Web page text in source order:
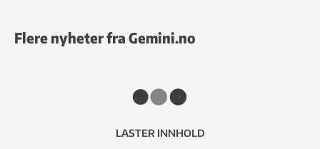
Flere nyheter fra Gemini.no
LASTER INNHOLD